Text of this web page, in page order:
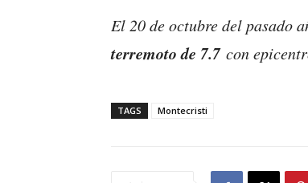
El 20 de octubre del pasado
terremoto de 7.7 con
TAGS Montecristi